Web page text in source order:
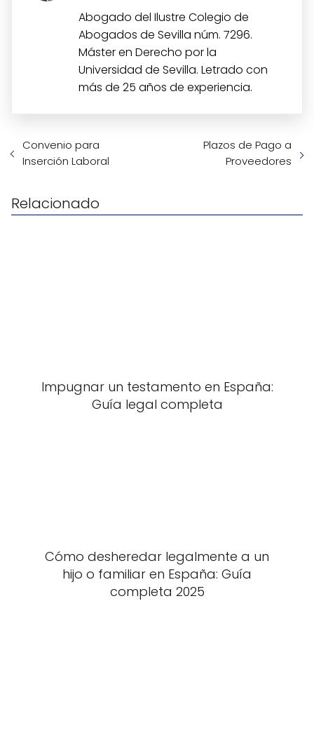
Abogado del Ilustre Colegio de
Abogados de Sevilla núm. 7296.
Máster en Derecho por la
Universidad de Sevilla. Letrado con
más de 25 años de experiencia.
Convenio para
Inserción Laboral
Plazos de Pago a
Proveedores
Relacionado
Impugnar un testamento en España:
Guía legal completa
Cómo desheredar legalmente a un
hijo o familiar en España: Guía
completa 2025